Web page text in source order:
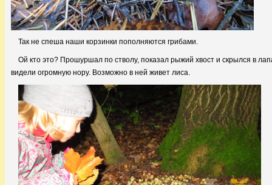
Так не спеша наши корзинки пополняются грибами.
Ой кто это? Прошуршал по стволу, показал рыжий хвост и скрылся в
видели огромную нору. Возможно в ней живет лиса.